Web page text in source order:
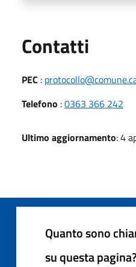
Contatti
PEC :
Telefono :0363 366 242
Ultimo aggiornamento: 4
Quanto sono
su questa